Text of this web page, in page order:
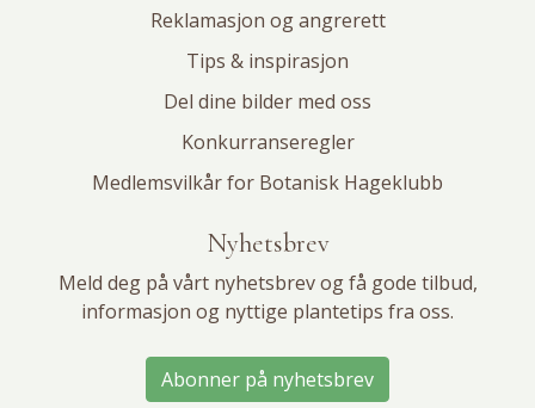
Reklamasjon og angrerett
Tips & inspirasjon
Del dine bilder med oss
Konkurranseregler
Medlemsvilkår for Botanisk Hageklubb
Nyhetsbrev
Meld deg på vårt nyhetsbrev og få gode tilbud,
informasjon og nyttige plantetips fra oss.
Abonner på nyhetsbrev